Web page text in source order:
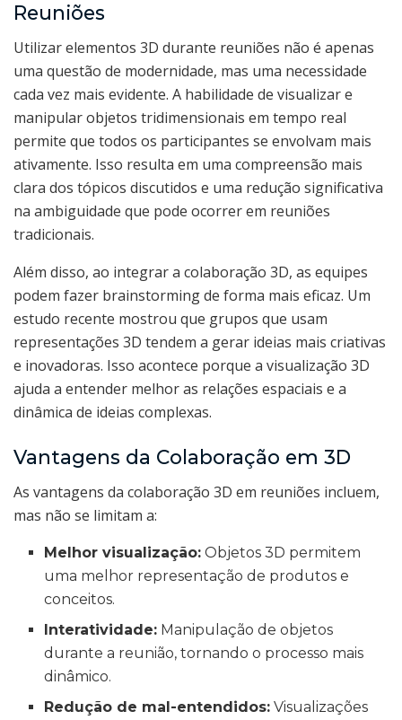
Reuniões
Utilizar elementos 3D durante reuniões não é apenas
uma questão de modernidade, mas uma necessidade
cada vez mais evidente. A habilidade de visualizar e
manipular objetos tridimensionais em tempo real
permite que todos os participantes se envolvam mais
ativamente. Isso resulta em uma compreensão mais
clara dos tópicos discutidos e uma redução significativa
na ambiguidade que pode ocorrer em reuniões
tradicionais.
Além disso, ao integrar a colaboração 3D, as equipes
podem fazer brainstorming de forma mais eficaz. Um
estudo recente mostrou que grupos que usam
representações 3D tendem a gerar ideias mais criativas
e inovadoras. Isso acontece porque a visualização 3D
ajuda a entender melhor as relações espaciais e a
dinâmica de ideias complexas.
Vantagens da Colaboração em 3D
As vantagens da colaboração 3D em reuniões incluem,
mas não se limitam a:
Melhor visualização: Objetos 3D permitem
uma melhor representação de produtos e
conceitos.
Interatividade: Manipulação de objetos
durante a reunião, tornando o processo mais
dinâmico.
Redução de mal-entendidos: Visualizações